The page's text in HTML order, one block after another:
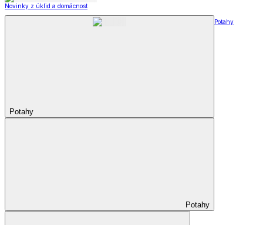
Novinky z úklid a domácnost
Potahy
Potahy
Potahy